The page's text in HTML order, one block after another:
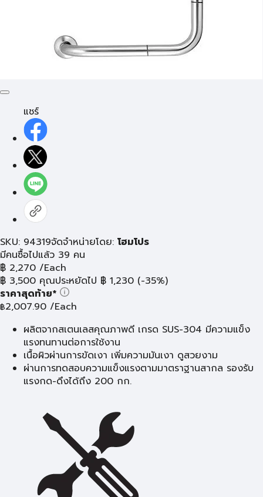
แชร์
SKU: 94319จัดจำหน่ายโดย: โฮมโปร
มีคนซื้อไปแล้ว 39 คน
฿ 2,270 /Each
฿ 3,500 คุณประหยัดไป ฿ 1,230 (-35%)
ราคาสุดท้าย*
฿2,007.90 /Each
ผลิตจากสเตนเลสคุณภาพดี เกรด SUS-304 มีความแข็ง
แรงทนทานต่อการใช้งาน
เนื้อผิวผ่านการขัดเงา เพิ่มความมันเงา ดูสวยงาม
ผ่านการทดสอบความแข็งแรงตามมาตราฐานสากล รองรับ
แรงกด-ดึงได้ถึง 200 กก.